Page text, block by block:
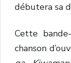
débutera sa
Cette
chanson